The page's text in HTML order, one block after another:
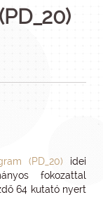
(PD_20) idei
fokozattal
64 kutató nyert